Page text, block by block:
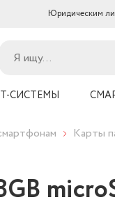
Юридическим
СИСТЕМЫ
Карты